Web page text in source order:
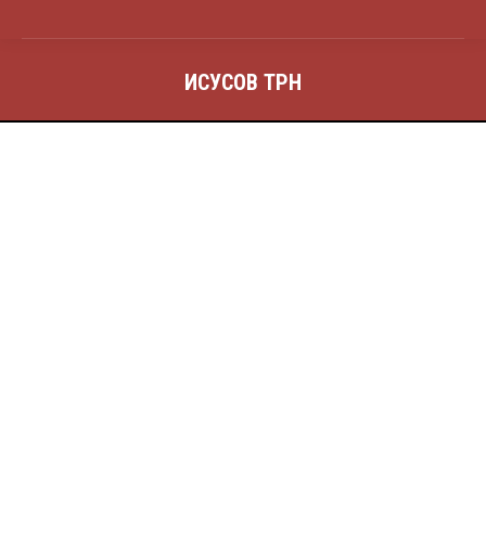
ИСУСОВ ТРН